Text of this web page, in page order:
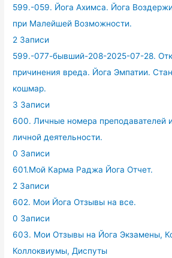
599.-059. Йога Ахимса. Йога
при Малейшей Возможности.
2 Записи
599.-077-бывший-208-2025-07-28.
причинения вреда. Йога Эмпатии.
кошмар.
3 Записи
600. Личные номера преподавателей
личной деятельности.
0 Записи
601.Мой Карма Раджа Йога Отчет.
2 Записи
602. Мои Йога Отзывы на все.
0 Записи
603. Мои Отзывы на Йога Экзамены,
Коллоквиумы, Диспуты